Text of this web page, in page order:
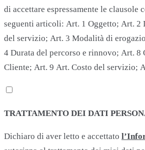
di accettare espressamente le clausole
seguenti articoli: Art. 1 Oggetto; Art. 2
del servizio; Art. 3 Modalità di
4 Durata del percorso e rinnovo; Art.
Cliente; Art. 9 Art. Costo del servizio;
TRATTAMENTO DEI DATI
Dichiaro di aver letto e accettato